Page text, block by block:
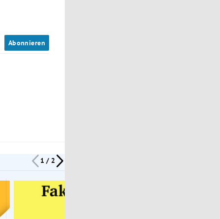
Abonnieren
1 / 2